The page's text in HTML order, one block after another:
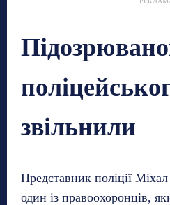
звільнили
Представник поліції
один із правоохоронців,